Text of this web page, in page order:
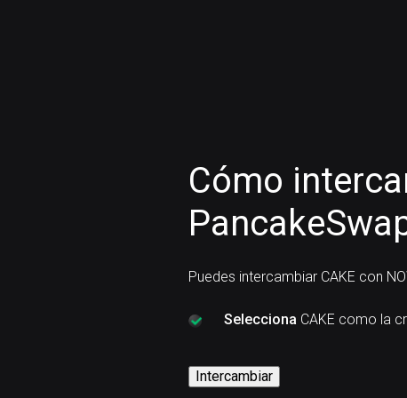
Cómo
Puedes intercambiar CAKE con
Selecciona CAKE como la
Intercambiar